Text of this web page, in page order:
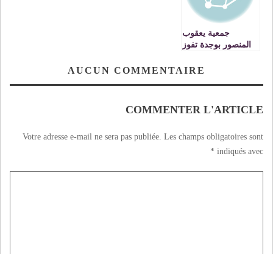
جمعية يعقوب
المنصور بوجدة تفوز
«أبطال الحي» فيAUCUN COMMENTAIRE
COMMENTER L'ARTICLE
Votre adresse e-mail ne sera pas publiée. Les champs obligatoires sont
indiqués avec
*